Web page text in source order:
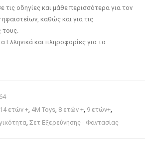
τις οδηγίες και μάθε περισσότερα για τον
καθώς και για τις
τους.
Ελληνικά και πληροφορίες για τα
14 ετών +, 4M Toys, 8 ετών +, 9 ετών+,
, Σετ Εξερεύνησης - Φαντασίας